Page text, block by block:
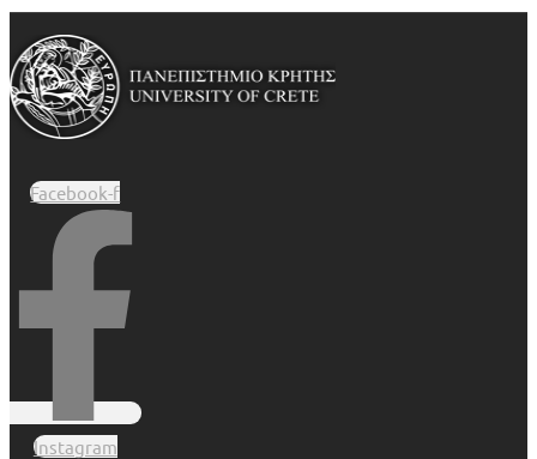
Facebook-f
Instagram